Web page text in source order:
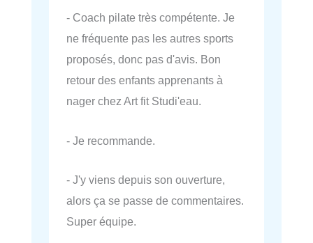
- Coach pilate très compétente. Je
ne fréquente pas les autres sports
proposés, donc pas d'avis. Bon
retour des enfants apprenants à
nager chez Art fit Studi'eau.
- Je recommande.
- J'y viens depuis son ouverture,
alors ça se passe de commentaires.
Super équipe.